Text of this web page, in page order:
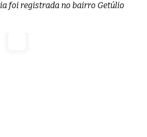
foi registrada no bairro Getúlio